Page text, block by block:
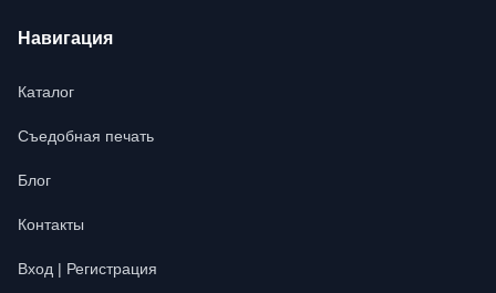
Навигация
Каталог
Съедобная печать
Блог
Контакты
Вход | Регистрация